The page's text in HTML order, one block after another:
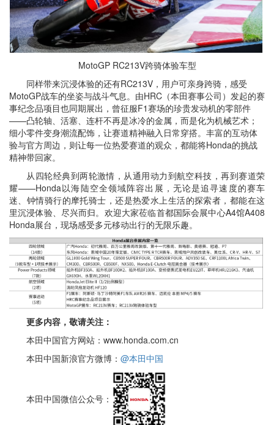
MotoGP RC213V跨骑体验车型
同样带来沉浸体验的还有RC213V，用户可亲身跨骑，感受
MotoGP战车的坐姿与战斗气息。由HRC（本田赛事公司）发起的赛
事纪念品项目也同期展出，曾征服F1赛场的珍贵发动机的零部件
——凸轮轴、活塞、连杆不再是冰冷的金属，而是化为机械艺术；
细小零件变身潮流配饰，让赛道精神融入日常穿搭。丰富的互动体
验与官方周边，则让每一位热爱赛道的观众，都能将Honda的挑战
精神带回家。
从四轮经典到两轮激情，从通用动力到航空科技，再到赛道荣
耀——Honda以海陆空全领域阵容出展，无论是追寻速度的赛车
迷、钟情骑行的摩托骑士，还是热爱水上生活的探索者，都能在这
里沉浸体验、尽兴而归。欢迎大家莅临首都国际会展中心A4馆A408
Honda展台，现场感受多元移动出行的无限乐趣。
更多内容，敬请关注：
本田中国官方网站：www.honda.com.cn
本田中国新浪官方微博： @本田中国
本田中国微信公众号：